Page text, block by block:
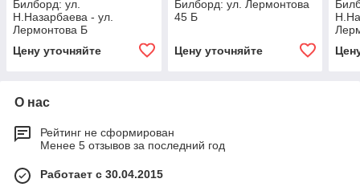
Билборд: ул.
Н.Назарбаева - ул.
Лермонтова Б
Цену уточняйте
Билборд: ул. Лермонтова
45 Б
Цену уточняйте
О нас
Рейтинг не сформирован
Менее 5 отзывов за последний год
Работает с 30.04.2015